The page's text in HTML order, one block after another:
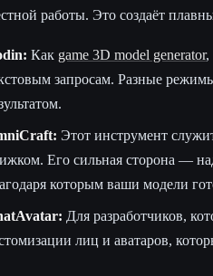
работы. Это создаёт
Как game 3D model generator,
запросам. Разные
Этот инструмент
Его сильная сторона —
которым ваши модели
Для разработчиков,
лиц и аватаров,